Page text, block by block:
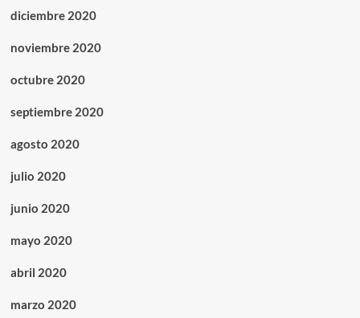
diciembre 2020
noviembre 2020
octubre 2020
septiembre 2020
agosto 2020
julio 2020
junio 2020
mayo 2020
abril 2020
marzo 2020